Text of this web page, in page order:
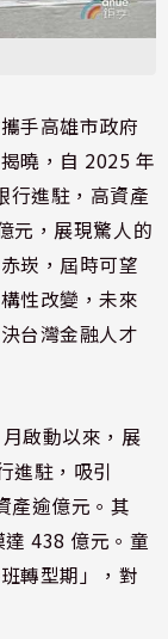
手高雄市政府
曉，自 2025 年
行進駐，高資產
元，展現驚人的
崁，屆時可望
性改變，未來
台灣金融人才
啟動以來，展
進駐，吸引
產逾億元。其
438 億元。童
轉型期」，對